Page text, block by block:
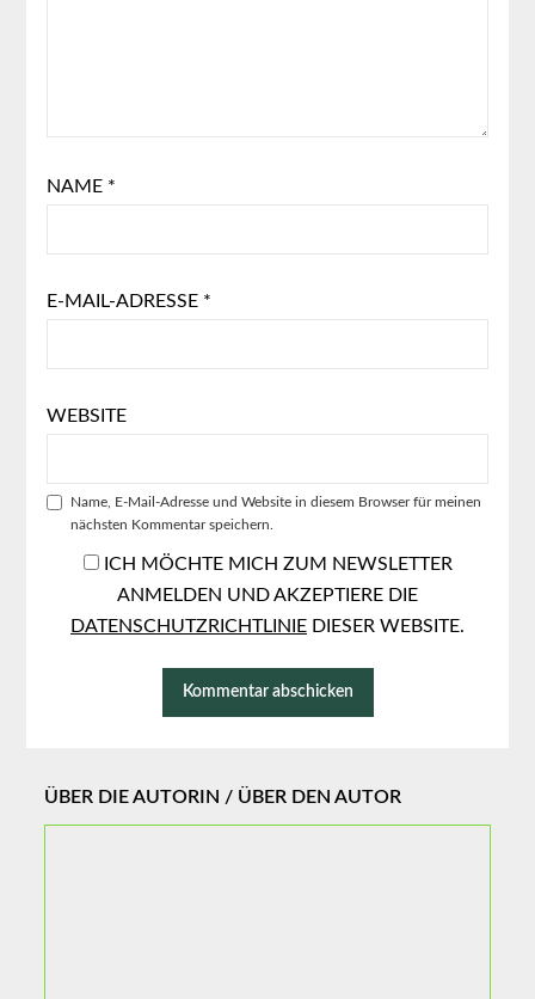
NAME *
E-MAIL-ADRESSE *
WEBSITE
Name, E-Mail-Adresse und Website in diesem Browser für meinen
nächsten Kommentar speichern.
ICH MÖCHTE MICH ZUM NEWSLETTER
ANMELDEN UND AKZEPTIERE DIE
DATENSCHUTZRICHTLINIE DIESER WEBSITE.
ÜBER DIE AUTORIN / ÜBER DEN AUTOR